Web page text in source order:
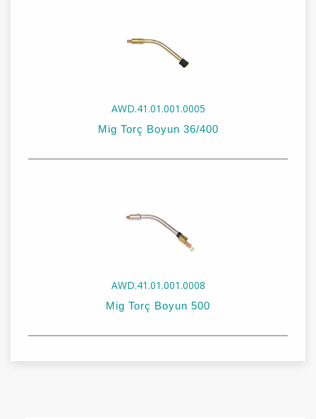
AWD.41.01.001.0005
Mig Torç Boyun 36/400
Stok Kodu:AWD.41.01.001.0005
AWD.41.01.001.0008
Mig Torç Boyun 500
Stok Kodu:AWD.41.01.001.0008